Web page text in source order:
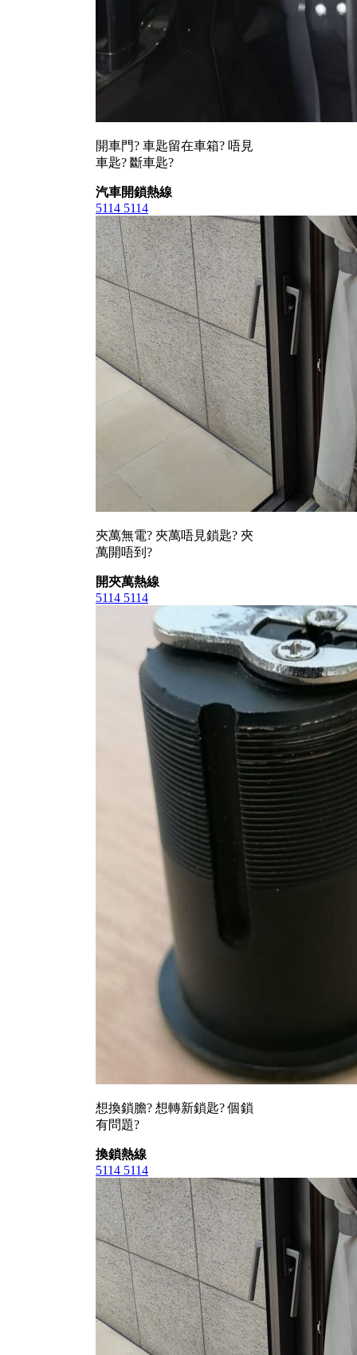
開車門? 車匙留在車箱? 唔見
車匙? 斷車匙?
汽車開鎖熱線
5114 5114
夾萬無電? 夾萬唔見鎖匙? 夾
萬開唔到?
開夾萬熱線
5114 5114
想換鎖膽? 想轉新鎖匙? 個鎖
有問題?
換鎖熱線
5114 5114